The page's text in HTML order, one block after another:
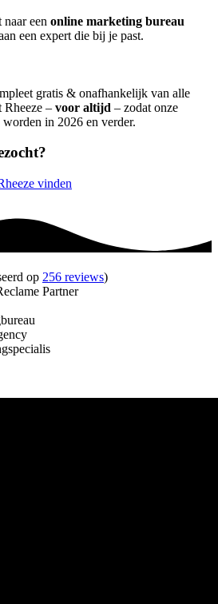
een online marketing bureau
een expert die bij je past.
gratis & onafhankelijk van alle
Rheeze – voor altijd – zodat onze
in 2026 en verder.
vinden
op 256 reviews)